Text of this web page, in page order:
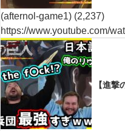
(afternol-game1) (2,237)
https://www.youtube.com/
【進撃